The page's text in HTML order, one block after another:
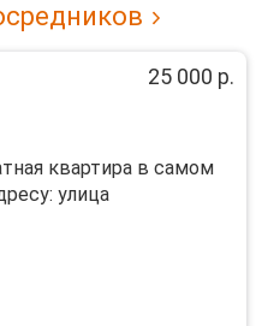
25 000 р.
квартира в самом
улица